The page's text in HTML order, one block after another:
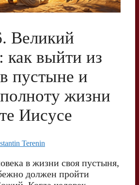
Великий
как выйти из
пустыне и
жизни
Иисусе
Terenin
в жизни своя пустыня,
должен пройти